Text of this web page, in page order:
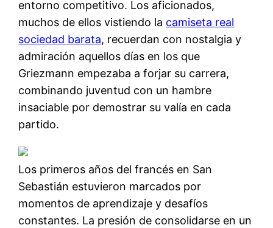
entorno competitivo. Los aficionados,
muchos de ellos vistiendo la camiseta real
sociedad barata, recuerdan con nostalgia y
admiración aquellos días en los que
Griezmann empezaba a forjar su carrera,
combinando juventud con un hambre
insaciable por demostrar su valía en cada
partido.
Los primeros años del francés en San
Sebastián estuvieron marcados por
momentos de aprendizaje y desafíos
constantes. La presión de consolidarse en un